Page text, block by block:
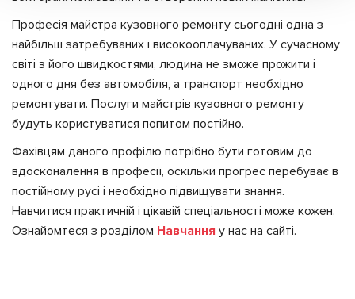
Професія майстра кузовного ремонту сьогодні одна з
найбільш затребуваних і високооплачуваних. У сучасному
світі з його швидкостями, людина не зможе прожити і
одного дня без автомобіля, а транспорт необхідно
ремонтувати. Послуги майстрів кузовного ремонту
будуть користуватися попитом постійно.
Фахівцям даного профілю потрібно бути готовим до
вдосконалення в професії, оскільки прогрес перебуває в
постійному русі і необхідно підвищувати знання.
Навчитися практичній і цікавій спеціальності може кожен.
Ознайомтеся з розділом Навчання у нас на сайті.